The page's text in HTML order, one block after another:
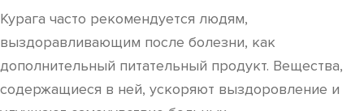
Курага часто рекомендуется людям,
выздоравливающим после болезни, как
дополнительный питательный продукт. Вещества,
содержащиеся в ней, ускоряют выздоровление и